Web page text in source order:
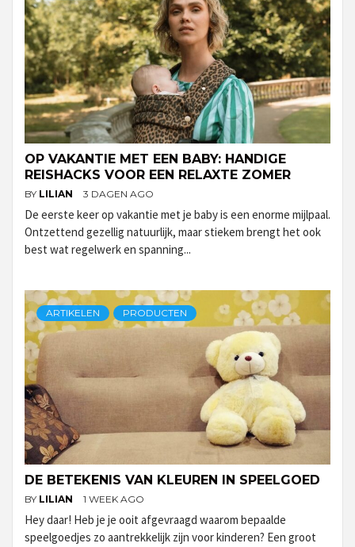
OP VAKANTIE MET EEN BABY: HANDIGE
REISHACKS VOOR EEN RELAXTE ZOMER
BY LILIAN 3 DAGEN AGO
De eerste keer op vakantie met je baby is een enorme mijlpaal.
Ontzettend gezellig natuurlijk, maar stiekem brengt het ook
best wat regelwerk en spanning...
ARTIKELEN PRODUCTEN
DE BETEKENIS VAN KLEUREN IN SPEELGOED
BY LILIAN 1 WEEK AGO
Hey daar! Heb je je ooit afgevraagd waarom bepaalde
speelgoedjes zo aantrekkelijk zijn voor kinderen? Een groot